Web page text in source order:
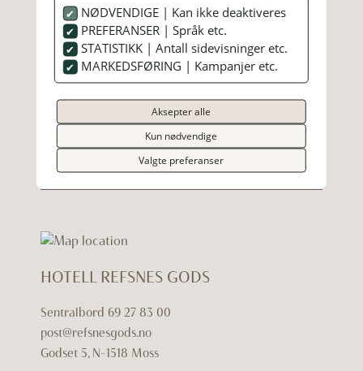
NØDVENDIGE | Kan ikke deaktiveres
PREFERANSER | Språk etc.
STATISTIKK | Antall sidevisninger etc.
MARKEDSFØRING | Kampanjer etc.
Aksepter alle
Kun nødvendige
Valgte preferanser
Det er Kople-pris på ladingen dersom du bruker
Koples app, ladebrikke eller drop-in betaling.
Her finner du informasjon om ladepris:
https://www.kople.no/veiledning/ladepris.
HOTELL REFSNES GODS
Sentralbord 69 27 83 00
post@refsnesgods.no
Godset 5, N-1518 Moss